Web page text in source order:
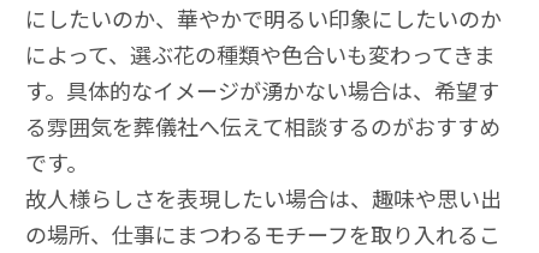
にしたいのか、華やかで明るい印象にしたいのか
によって、選ぶ花の種類や色合いも変わってきま
す。具体的なイメージが湧かない場合は、希望す
る雰囲気を葬儀社へ伝えて相談するのがおすすめ
です。
故人様らしさを表現したい場合は、趣味や思い出
の場所、仕事にまつわるモチーフを取り入れるこ